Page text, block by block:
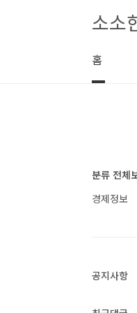
소소
홈
분류 전체
경제정보
공지사항